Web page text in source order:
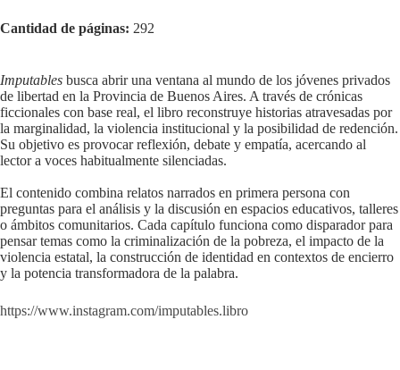
Cantidad de páginas: 292
Imputables busca abrir una ventana al mundo de los jóvenes privados
de libertad en la Provincia de Buenos Aires. A través de crónicas
ficcionales con base real, el libro reconstruye historias atravesadas por
la marginalidad, la violencia institucional y la posibilidad de redención.
Su objetivo es provocar reflexión, debate y empatía, acercando al
lector a voces habitualmente silenciadas.
El contenido combina relatos narrados en primera persona con
preguntas para el análisis y la discusión en espacios educativos, talleres
o ámbitos comunitarios. Cada capítulo funciona como disparador para
pensar temas como la criminalización de la pobreza, el impacto de la
violencia estatal, la construcción de identidad en contextos de encierro
y la potencia transformadora de la palabra.
https://www.instagram.com/imputables.libro